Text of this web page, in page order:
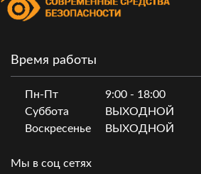
Время работы
Пн-Пт
9:00 - 18:00
Суббота
ВЫХОДНОЙ
Воскресенье
ВЫХОДНОЙ
Мы в соц сетях